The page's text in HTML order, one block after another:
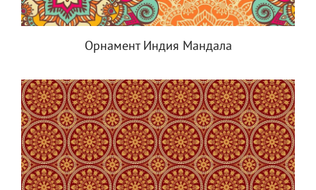
Орнамент Индия Мандала